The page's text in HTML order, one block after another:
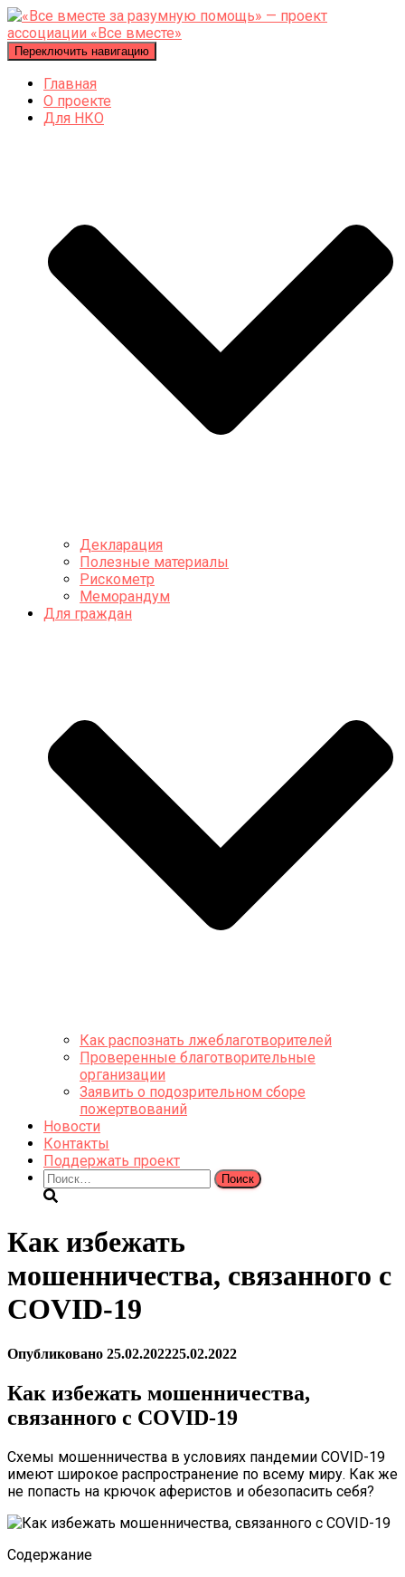
Переключить навигацию
Главная
О проекте
Для НКО
Декларация
Полезные материалы
Рискометр
Меморандум
Для граждан
Как распознать лжеблаготворителей
Проверенные благотворительные
организации
Заявить о подозрительном сборе
пожертвований
Новости
Контакты
Поддержать проект
Найти:
Как избежать
мошенничества, связанного с
COVID-19
Опубликовано 25.02.202225.02.2022
Как избежать мошенничества,
связанного с COVID-19
Схемы мошенничества в условиях пандемии COVID-19
имеют широкое распространение по всему миру. Как же
не попасть на крючок аферистов и обезопасить себя?
Содержание